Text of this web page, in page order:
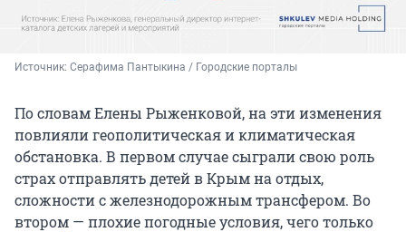
Источник: Серафима Пантыкина / Городские порталы
По словам Елены Рыженковой, на эти изменения
повлияли геополитическая и климатическая
обстановка. В первом случае сыграли свою роль
страх отправлять детей в Крым на отдых,
сложности с железнодорожным трансфером. Во
втором — плохие погодные условия, чего только